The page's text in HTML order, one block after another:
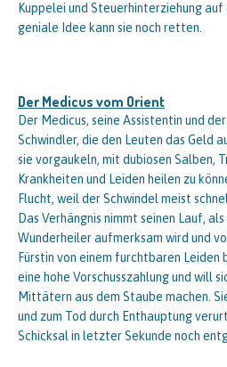
Kuppelei und Steuerhinterziehung auf
geniale Idee kann sie noch retten.
Der Medicus vom Orient
Der Medicus, seine Assistentin und
Schwindler, die den Leuten das Geld
sie vorgaukeln, mit dubiosen Salben,
Krankheiten und Leiden heilen zu
Flucht, weil der Schwindel meist
Das Verhängnis nimmt seinen Lauf,
Wunderheiler aufmerksam wird und
Fürstin von einem furchtbaren
eine hohe Vorschusszahlung und will
Mittätern aus dem Staube machen.
und zum Tod durch Enthauptung
Schicksal in letzter Sekunde noch